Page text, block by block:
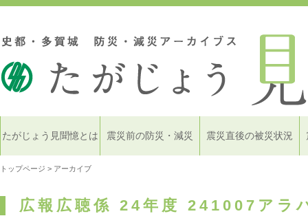
たがじょう見聞憶とは 震災前の防災・減災 震災直後の被災状況
トップページ > アーカイブ
広報広聴係 24年度 241007アラ